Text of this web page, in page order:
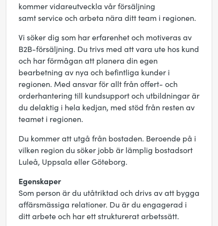
kommer vidareutveckla vår försäljning
samt service och arbeta nära ditt team i regionen.
Vi söker dig som har erfarenhet och motiveras av
B2B-försäljning. Du trivs med att vara ute hos kund
och har förmågan att planera din egen
bearbetning av nya och befintliga kunder i
regionen. Med ansvar för allt från offert- och
orderhantering till kundsupport och utbildningar är
du delaktig i hela kedjan, med stöd från resten av
teamet i regionen.
Du kommer att utgå från bostaden. Beroende på i
vilken region du söker jobb är lämplig bostadsort
Luleå, Uppsala eller Göteborg.
Egenskaper
Som person är du utåtriktad och drivs av att bygga
affärsmässiga relationer. Du är du engagerad i
ditt arbete och har ett strukturerat arbetssätt.